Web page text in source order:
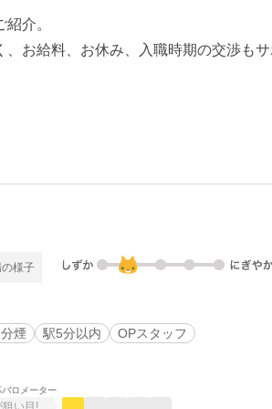
介。
お給料、お休み、入職時期の交渉もサ
様子
煙 駅5分以内 OPスタッフ
バロメーター
狙い目!